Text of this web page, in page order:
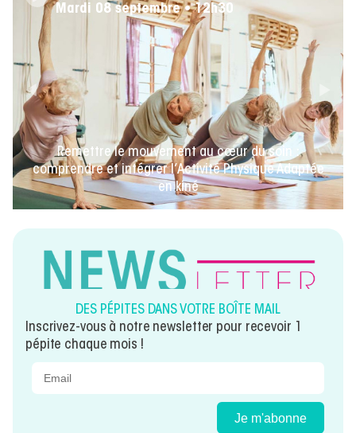
Mardi 08 septembre • 12h30
Remettre le mouvement au cœur du soin :
comprendre et intégrer l’Activité Physique Adaptée
en kiné
DES PÉPITES DANS VOTRE BOÎTE MAIL
Inscrivez-vous à notre newsletter pour recevoir 1
pépite chaque mois !